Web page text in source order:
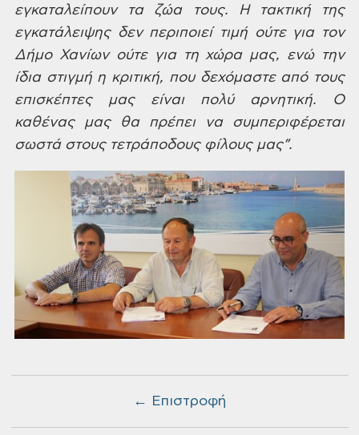
← Επιστροφή
εγκαταλείπουντα ζώα τους. Η τακτική της
εγκατάλειψηςδεν περιποιεί τιμή ούτε για τον
ΔήμοΧανίων ούτε για τη χώρα μας, ενώ την
ίδιαστιγμή η κριτική, που δεχόμαστε από τους
επισκέπτες μας είναι πολύ αρνητική. Ο
καθένας μας θα πρέπει να συμπεριφέρεται
σωστά στους τετράποδους φίλους μας”.